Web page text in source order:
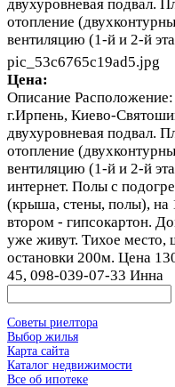
двухуровневая подвал.
отопление
вентиляцию (1-й и 2-й
pic_53c6765c19ad5.jpg
Цена:
Описание
г.Ирпень, Киево-
двухуровневая подвал.
отопление
вентиляцию (1-й и 2-й
интернет. Полы с
(крыша, стены, полы), на
втором - гипсокартон.
уже живут. Тихое
остановки 200м. Цена
45, 098-039-07-33 Инна
Советы риелтора
Выбор жилья
Карта сайта
Каталог недвижимости
Все об ипотеке